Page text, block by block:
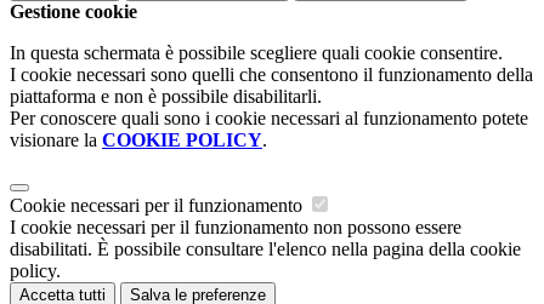
Gestione cookie
In questa schermata è possibile scegliere quali cookie consentire.
I cookie necessari sono quelli che consentono il funzionamento della
piattaforma e non è possibile disabilitarli.
Per conoscere quali sono i cookie necessari al funzionamento potete
visionare la COOKIE POLICY.
Cookie necessari per il funzionamento
I cookie necessari per il funzionamento non possono essere
disabilitati. È possibile consultare l'elenco nella pagina della cookie
policy.
Accetta tutti Salva le preferenze